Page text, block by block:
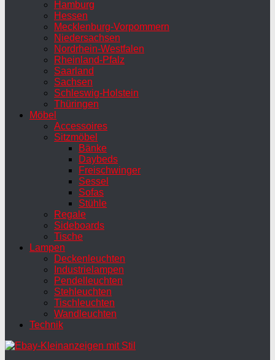
Hamburg
Hessen
Mecklenburg-Vorpommern
Niedersachsen
Nordrhein-Westfalen
Rheinland-Pfalz
Saarland
Sachsen
Schleswig-Holstein
Thüringen
Möbel
Accessoires
Sitzmöbel
Bänke
Daybeds
Freischwinger
Sessel
Sofas
Stühle
Regale
Sideboards
Tische
Lampen
Deckenleuchten
Industrielampen
Pendelleuchten
Stehleuchten
Tischleuchten
Wandleuchten
Technik